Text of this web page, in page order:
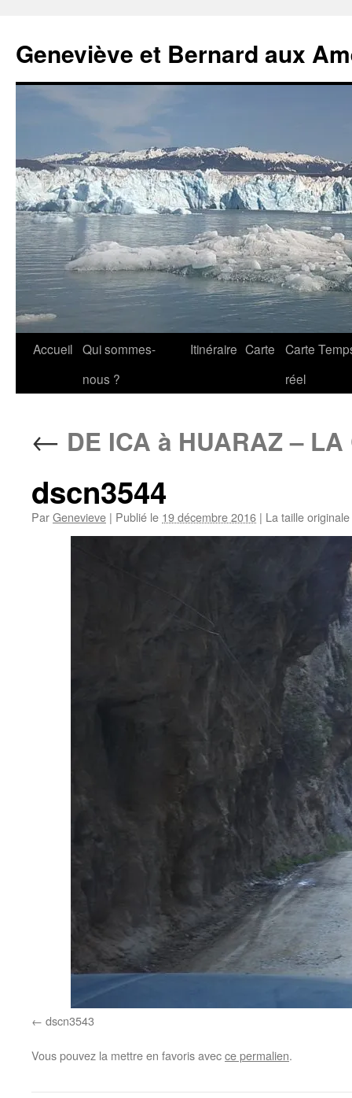
Geneviève et Bernard aux
Aller
Accueil Qui sommes-
nous ?
Itinéraire Carte
Carte
réel
← DE ICA à HUARAZ –
dscn3544
ParGenevieve | Publié le 19 décembre 2016 | La taille
dscn3543
Vous pouvez la mettre en favoris avecce permalien.